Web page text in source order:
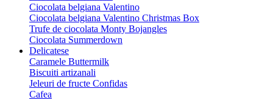
Ciocolata belgiana Valentino
Ciocolata belgiana Valentino Christmas Box
Trufe de ciocolata Monty Bojangles
Ciocolata Summerdown
Delicatese
Caramele Buttermilk
Biscuiti artizanali
Jeleuri de fructe Confidas
Cafea